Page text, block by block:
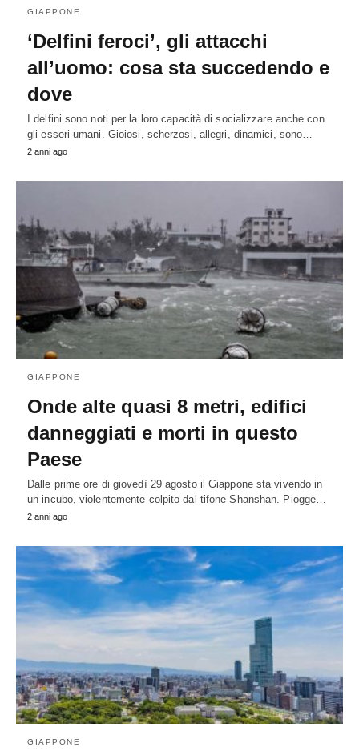
GIAPPONE
‘Delfini feroci’, gli attacchi
all’uomo: cosa sta succedendo e
dove
I delfini sono noti per la loro capacità di socializzare anche con
gli esseri umani. Gioiosi, scherzosi, allegri, dinamici, sono…
2 anni ago
GIAPPONE
Onde alte quasi 8 metri, edifici
danneggiati e morti in questo
Paese
Dalle prime ore di giovedì 29 agosto il Giappone sta vivendo in
un incubo, violentemente colpito dal tifone Shanshan. Piogge…
2 anni ago
GIAPPONE